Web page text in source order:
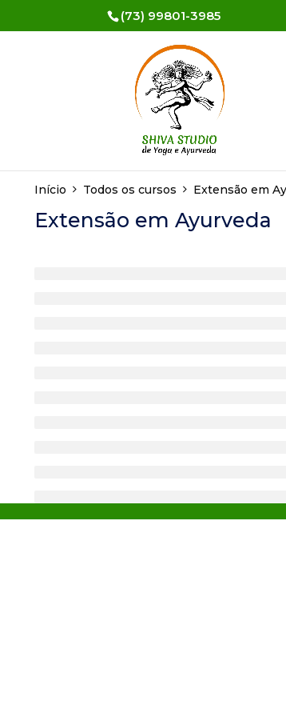
(73) 99801-3985
Início Todos os cursos Extensão em
Extensão em Ayurveda